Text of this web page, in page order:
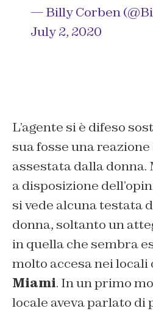
— Billy Corben
July 2, 2020
L’agente si è difeso
sua fosse una
assestata dalla
a disposizione
si vede alcuna testata
donna, soltanto un
in quella che sembra
molto accesa nei locali
Miami. In un primo
locale aveva parlato di